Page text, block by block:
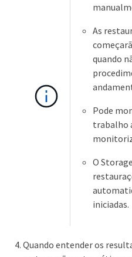
As
quando
Pode
trabalho
O
iniciadas.
Quando entender os